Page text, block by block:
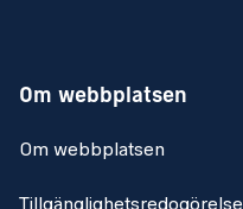
Om webbplatsen
Om webbplatsen